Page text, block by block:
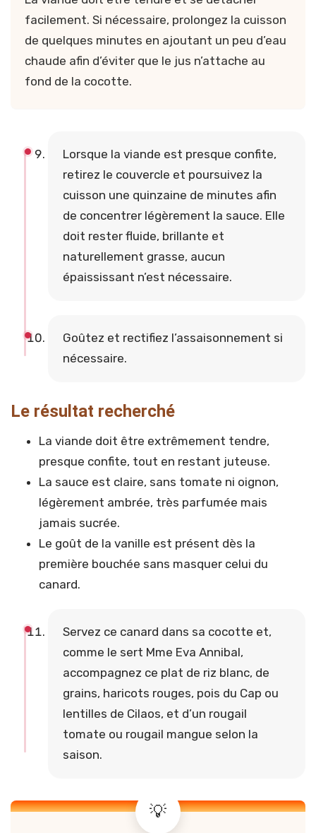
facilement. Si nécessaire, prolongez la cuisson
de quelques minutes en ajoutant un peu d’eau
chaude afin d’éviter que le jus n’attache au
fond de la cocotte.
Lorsque la viande est presque confite,
retirez le couvercle et poursuivez la
cuisson une quinzaine de minutes afin
de concentrer légèrement la sauce. Elle
doit rester fluide, brillante et
naturellement grasse, aucun
épaississant n’est nécessaire.
Goûtez et rectifiez l’assaisonnement si
nécessaire.
Le résultat recherché
La viande doit être extrêmement tendre,
presque confite, tout en restant juteuse.
La sauce est claire, sans tomate ni oignon,
légèrement ambrée, très parfumée mais
jamais sucrée.
Le goût de la vanille est présent dès la
première bouchée sans masquer celui du
canard.
Servez ce canard dans sa cocotte et,
comme le sert Mme Eva Annibal,
accompagnez ce plat de riz blanc, de
grains, haricots rouges, pois du Cap ou
lentilles de Cilaos, et d’un rougail
tomate ou rougail mangue selon la
saison.